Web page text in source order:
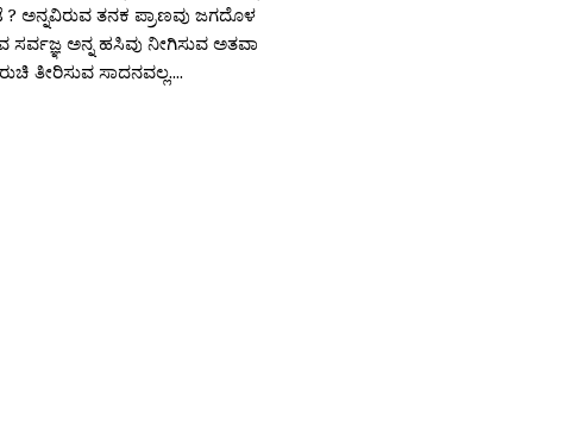
? ಅನ್ನವಿರುವ ತನಕ ಪ್ರಾಣವು ಜಗದೊಳ
ಸರ್ವಜ್ಞ ಅನ್ನ ಹಸಿವು ನೀಗಿಸುವ ಅತವಾ
ತೀರಿಸುವ ಸಾದನವಲ್ಲ....